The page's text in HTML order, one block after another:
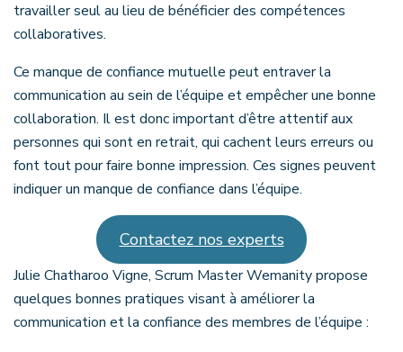
travailler seul au lieu de bénéficier des compétences
collaboratives.
Ce manque de confiance mutuelle peut entraver la
communication au sein de l’équipe et empêcher une bonne
collaboration. Il est donc important d’être attentif aux
personnes qui sont en retrait, qui cachent leurs erreurs ou
font tout pour faire bonne impression. Ces signes peuvent
indiquer un manque de confiance dans l’équipe.
Contactez nos experts
Julie Chatharoo Vigne, Scrum Master Wemanity propose
quelques bonnes pratiques visant à améliorer la
communication et la confiance des membres de l’équipe :